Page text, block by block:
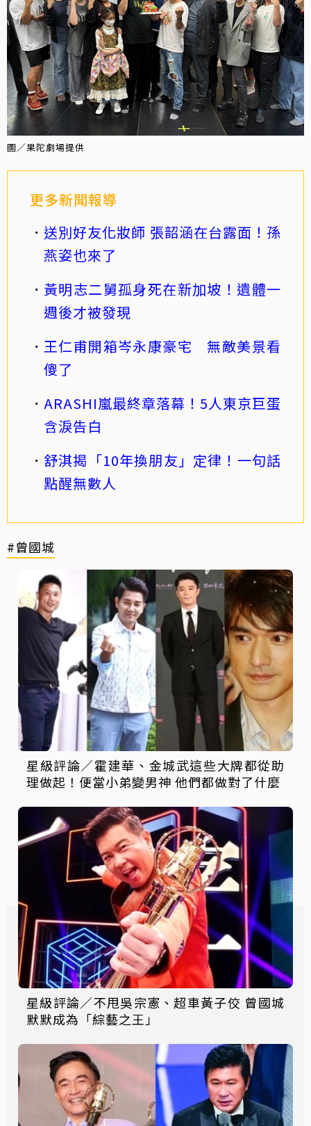
圖／果陀劇場提供
更多新聞報導
送別好友化妝師 張韶涵在台露面！孫
燕姿也來了
黃明志二舅孤身死在新加坡！遺體一
週後才被發現
王仁甫開箱岑永康豪宅 無敵美景看
傻了
ARASHI嵐最終章落幕！5人東京巨蛋
含淚告白
舒淇揭「10年換朋友」定律！一句話
點醒無數人
#曾國城
星級評論／霍建華、金城武這些大牌都從助
理做起！便當小弟變男神 他們都做對了什麼
星級評論／不甩吳宗憲、超車黃子佼 曾國城
默默成為「綜藝之王」